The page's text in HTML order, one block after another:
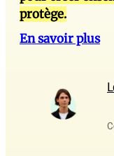
protège.
En savoir plus